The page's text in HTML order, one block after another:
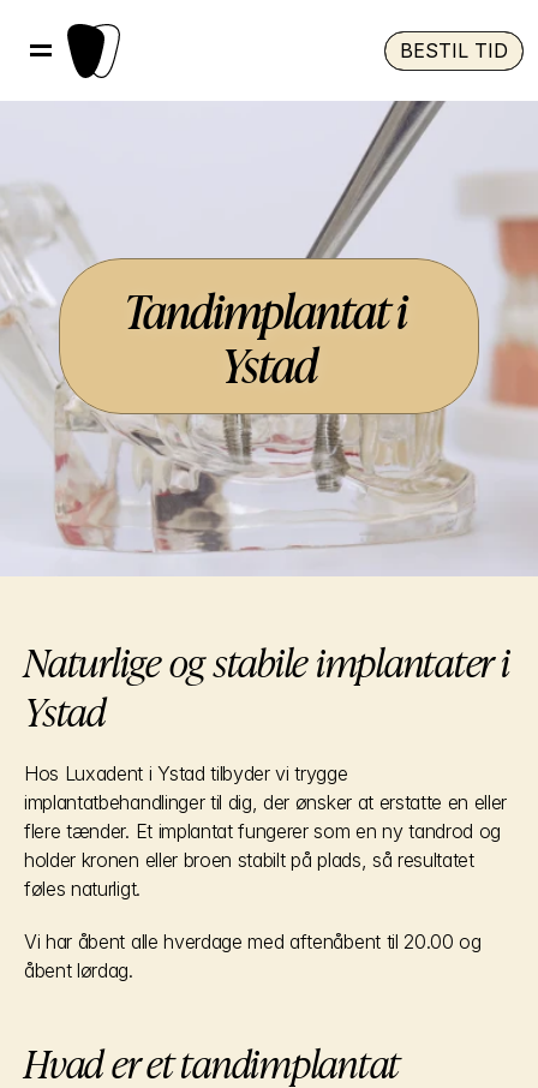
Tandimplantat i
Ystad
Naturlige og stabile implantater i
Ystad
Hos Luxadent i Ystad tilbyder vi trygge
implantatbehandlinger til dig, der ønsker at erstatte en eller
flere tænder. Et implantat fungerer som en ny tandrod og
holder kronen eller broen stabilt på plads, så resultatet
føles naturligt.
Vi har åbent alle hverdage med aftenåbent til 20.00 og
åbent lørdag.
Hvad er et tandimplantat
BESTIL TID